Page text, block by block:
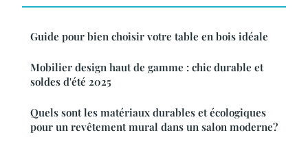
Guide pour bien choisir votre table en bois idéale
Mobilier design haut de gamme : chic durable et
soldes d'été 2025
Quels sont les matériaux durables et écologiques
pour un revêtement mural dans un salon moderne?